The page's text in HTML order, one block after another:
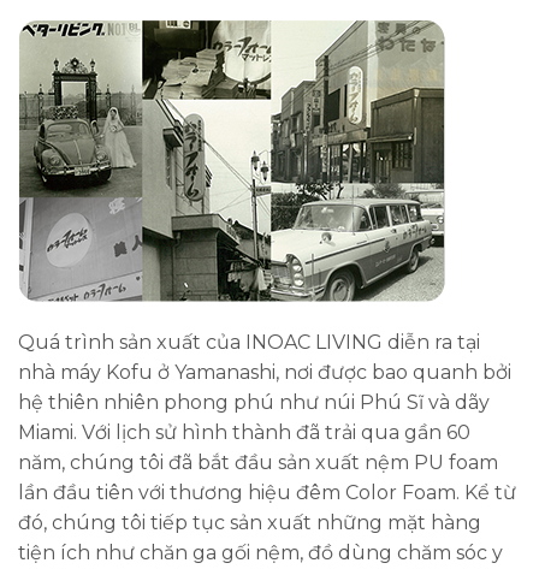
Quá trình sản xuất của INOAC LIVING diễn ra tại
nhà máy Kofu ở Yamanashi, nơi được bao quanh bởi
hệ thiên nhiên phong phú như núi Phú Sĩ và dãy
Miami. Với lịch sử hình thành đã trải qua gần 60
năm, chúng tôi đã bắt đầu sản xuất nệm PU foam
lần đầu tiên với thương hiệu đêm Color Foam. Kể từ
đó, chúng tôi tiếp tục sản xuất những mặt hàng
tiện ích như chăn ga gối nệm, đồ dùng chăm sóc y